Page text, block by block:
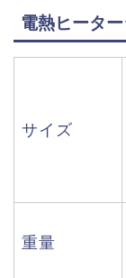
電熱ヒータ
サイズ
重量